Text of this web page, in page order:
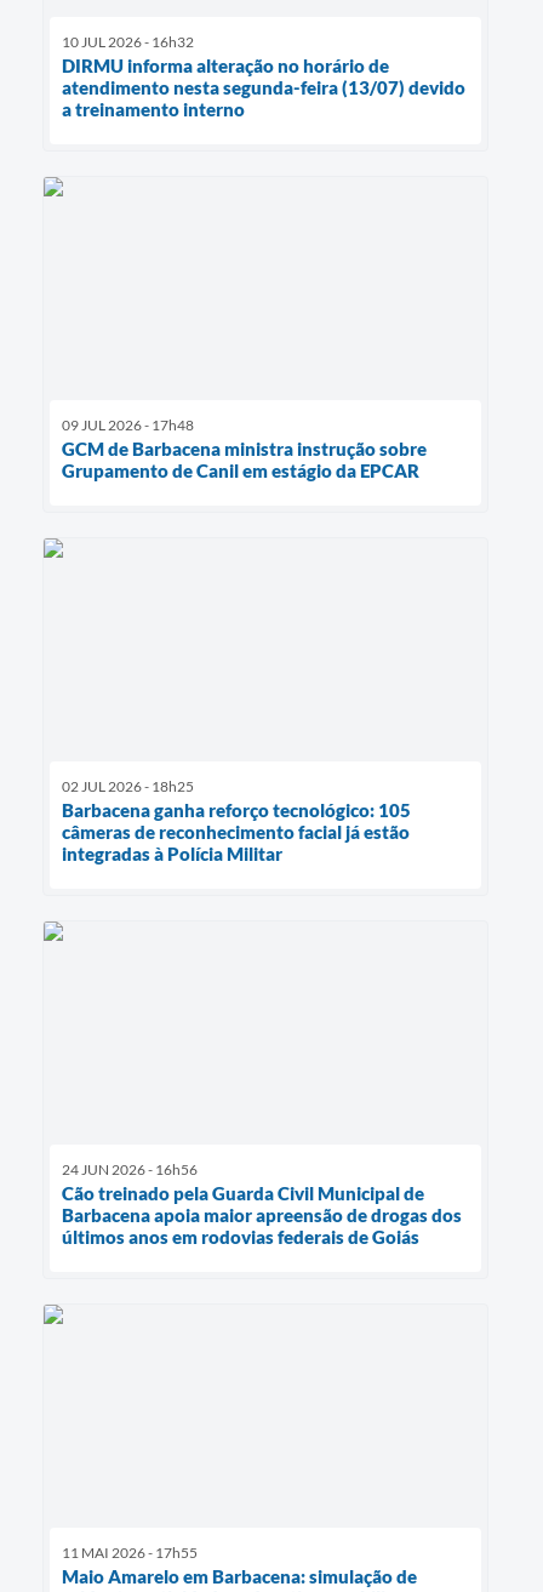
10 JUL 2026 - 16h32
DIRMU informa alteração no horário de
atendimento nesta segunda-feira (13/07) devido
a treinamento interno
09 JUL 2026 - 17h48
GCM de Barbacena ministra instrução sobre
Grupamento de Canil em estágio da EPCAR
02 JUL 2026 - 18h25
Barbacena ganha reforço tecnológico: 105
câmeras de reconhecimento facial já estão
integradas à Polícia Militar
24 JUN 2026 - 16h56
Cão treinado pela Guarda Civil Municipal de
Barbacena apoia maior apreensão de drogas dos
últimos anos em rodovias federais de Goiás
11 MAI 2026 - 17h55
Maio Amarelo em Barbacena: simulação de